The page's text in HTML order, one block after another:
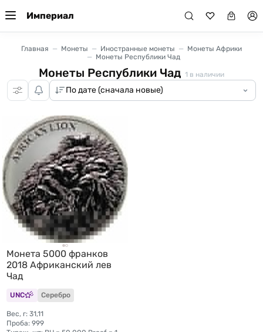
Империал
Главная Монеты Иностранные монеты
Монеты Африки
Монеты Республики Чад
Монеты Республики Чад 1 в наличии
Монета 5000 франков
2018 Африканский лев
Чад
UNC Серебро
Вес, г: 31,11
Проба: 999